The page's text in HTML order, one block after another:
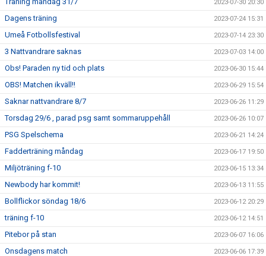
2023-07-30 20:30
Dagens träning 2023-07-24 15:31
Umeå Fotbollsfestival 2023-07-14 23:30
3 Nattvandrare saknas 2023-07-03 14:00
Obs! Paraden ny tid och plats 2023-06-30 15:44
OBS! Matchen ikväll!! 2023-06-29 15:54
Saknar nattvandrare 8/7 2023-06-26 11:29
Torsdag 29/6 , parad psg samt sommaruppehåll 2023-06-26 10:07
PSG Spelschema 2023-06-21 14:24
Fadderträning måndag 2023-06-17 19:50
Miljöträning f-10 2023-06-15 13:34
Newbody har kommit! 2023-06-13 11:55
Bollflickor söndag 18/6 2023-06-12 20:29
träning f-10 2023-06-12 14:51
Pitebor på stan 2023-06-07 16:06
Onsdagens match 2023-06-06 17:39